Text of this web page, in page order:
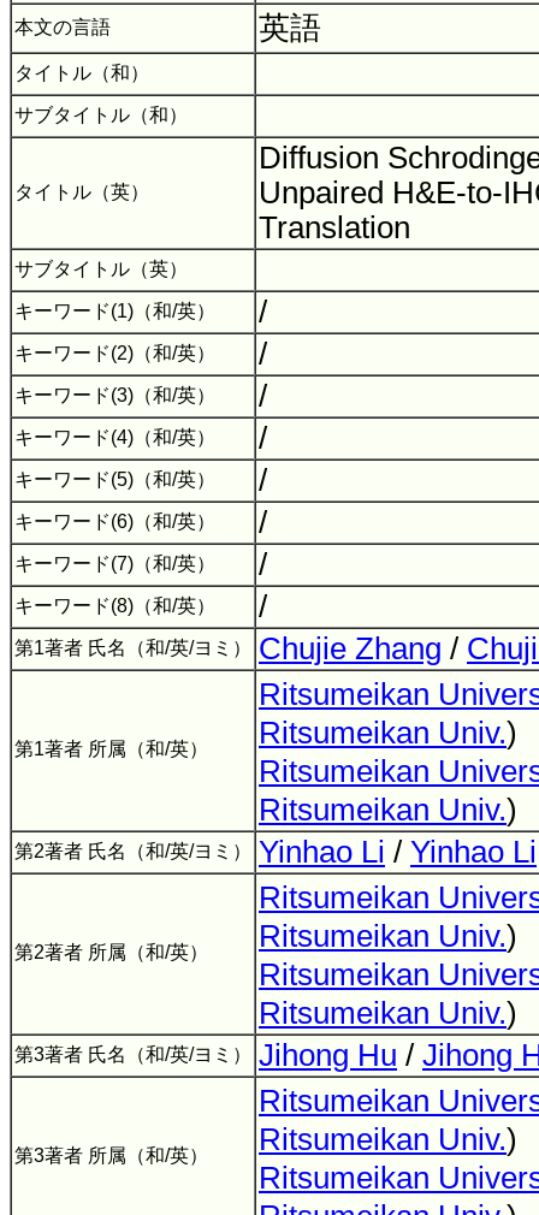
本文の言語 英語
タイトル（和）
サブタイトル（和）
タイトル（英）
Diffusion
Unpaired H&E-to-
Translation
サブタイトル（英）
キーワード(1)（和/英） /
キーワード(2)（和/英） /
キーワード(3)（和/英） /
キーワード(4)（和/英） /
キーワード(5)（和/英） /
キーワード(6)（和/英） /
キーワード(7)（和/英） /
キーワード(8)（和/英） /
第1著者 氏名（和/英/ヨミ） Chujie Zhang /
第1著者 所属（和/英）
Ritsumeikan
Ritsumeikan Univ.)
Ritsumeikan
Ritsumeikan Univ.)
第2著者 氏名（和/英/ヨミ） Yinhao Li / Yinhao Li
第2著者 所属（和/英）
Ritsumeikan
Ritsumeikan Univ.)
Ritsumeikan
Ritsumeikan Univ.)
第3著者 氏名（和/英/ヨミ） Jihong Hu / Jihong
第3著者 所属（和/英）
Ritsumeikan
Ritsumeikan Univ.)
Ritsumeikan